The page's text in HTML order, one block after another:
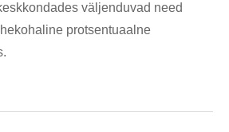
väljenduvad need
protsentuaalne